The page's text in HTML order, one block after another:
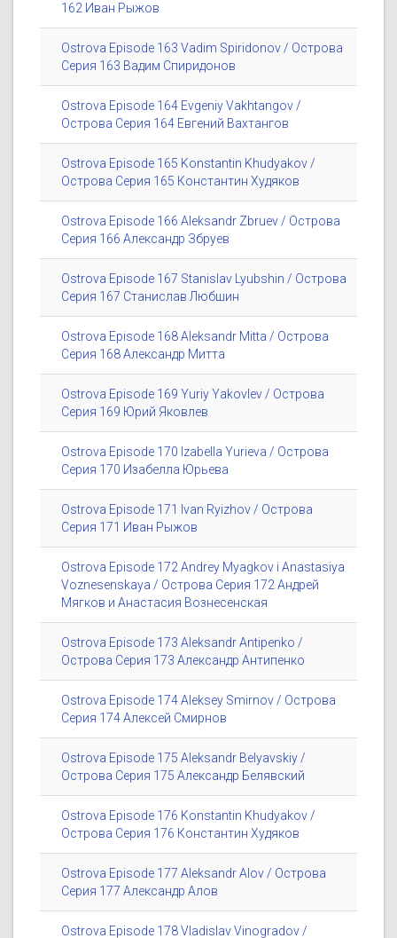
162 Иван Рыжов
Ostrova Episode 163 Vadim Spiridonov / Острова
Серия 163 Вадим Спиридонов
Ostrova Episode 164 Evgeniy Vakhtangov /
Острова Серия 164 Евгений Вахтангов
Ostrova Episode 165 Konstantin Khudyakov /
Острова Серия 165 Константин Худяков
Ostrova Episode 166 Aleksandr Zbruev / Острова
Серия 166 Александр Збруев
Ostrova Episode 167 Stanislav Lyubshin / Острова
Серия 167 Станислав Любшин
Ostrova Episode 168 Aleksandr Mitta / Острова
Серия 168 Александр Митта
Ostrova Episode 169 Yuriy Yakovlev / Острова
Серия 169 Юрий Яковлев
Ostrova Episode 170 Izabella Yurieva / Острова
Серия 170 Изабелла Юрьева
Ostrova Episode 171 Ivan Ryizhov / Острова
Серия 171 Иван Рыжов
Ostrova Episode 172 Andrey Myagkov i Anastasiya
Voznesenskaya / Острова Серия 172 Андрей
Мягков и Анастасия Вознесенская
Ostrova Episode 173 Aleksandr Antipenko /
Острова Серия 173 Александр Антипенко
Ostrova Episode 174 Aleksey Smirnov / Острова
Серия 174 Алексей Смирнов
Ostrova Episode 175 Aleksandr Belyavskiy /
Острова Серия 175 Александр Белявский
Ostrova Episode 176 Konstantin Khudyakov /
Острова Серия 176 Константин Худяков
Ostrova Episode 177 Aleksandr Alov / Острова
Серия 177 Александр Алов
Ostrova Episode 178 Vladislav Vinogradov /